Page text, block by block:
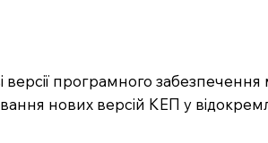
програмного забезпечення
нових версій КЕП у